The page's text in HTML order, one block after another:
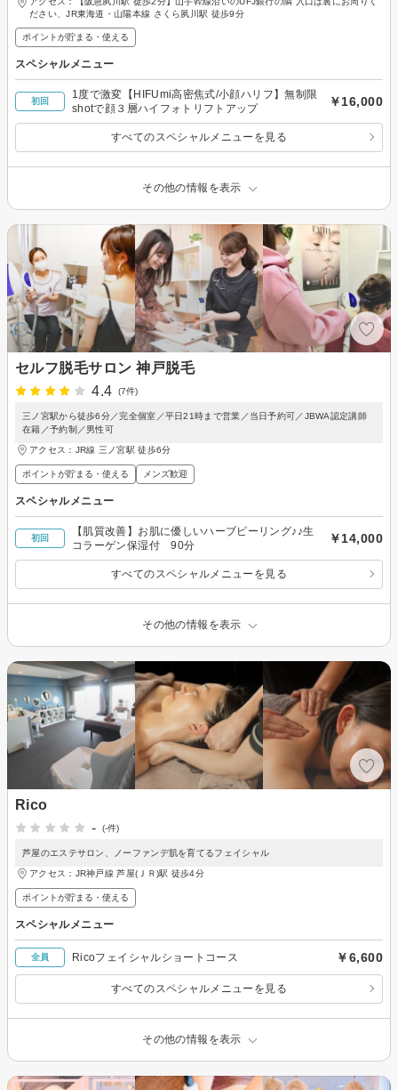
ださい、JR東海道・山陽本線 さくら夙川駅 徒歩9分
ポイントが貯まる・使える
スペシャルメニュー
初回
1度で激変【HIFUmi高密焦式/小顔ハリフ】無制限
shotで顔３層ハイフォトリフトアップ
￥16,000
すべてのスペシャルメニューを見る
その他の情報を表示
セルフ脱毛サロン 神戸脱毛
4.4
(7件)
三ノ宮駅から徒歩6分／完全個室／平日21時まで営業／当日予約可／JBWA認定講師
在籍／予約制／男性可
アクセス：JR線 三ノ宮駅 徒歩6分
ポイントが貯まる・使える メンズ歓迎
スペシャルメニュー
初回
【肌質改善】お肌に優しいハーブピーリング♪♪生
コラーゲン保湿付 90分
￥14,000
すべてのスペシャルメニューを見る
その他の情報を表示
Rico
-
(-件)
芦屋のエステサロン、ノーファンデ肌を育てるフェイシャル
アクセス：JR神戸線 芦屋(ＪＲ)駅 徒歩4分
ポイントが貯まる・使える
スペシャルメニュー
全員 Ricoフェイシャルショートコース ￥6,600
すべてのスペシャルメニューを見る
その他の情報を表示